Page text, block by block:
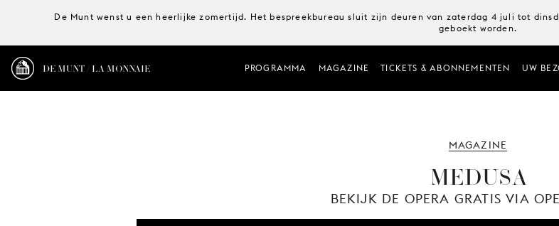
De Munt wenst u een heerlijke zomertijd. Het bespreekbureau sluit zijn deuren van zaterdag 4 juli tot
geboekt worden.
DE MUNT / LA MONNAIE PROGRAMMA MAGAZINE TICKETS & ABONNEMENTEN UW
MAGAZINE
MEDUSA
BEKIJK DE OPERA GRATIS VIA